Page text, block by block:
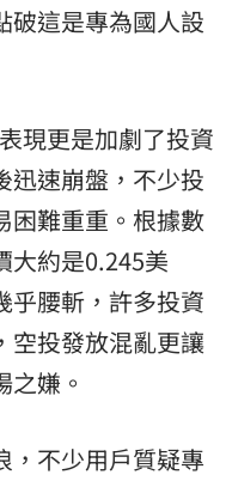
破這是專為國人設
現更是加劇了投資
迅速崩盤，不少投
困難重重。根據數
大約是0.245美
乎腰斬，許多投資
空投發放混亂更讓
嫌。
，不少用戶質疑專